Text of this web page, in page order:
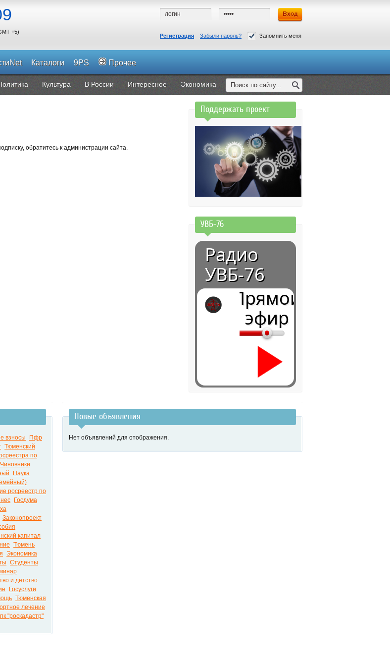
+5)
Регистрация Забыли пароль? Запомнить меня
Каталоги 9PS Прочее
Культура В России Интересное Экономика
обратитесь к администрации сайта.
Поддержать проект
УВБ-76
Радио
УВБ-76
Прямой
эфир
взносы
Пфр
Тюменский
по
Чиновники
Наука
росреестр по
Госдума
Законопроект
капитал
Тюмень
Экономика
Студенты
и детство
Госуслуги
Тюменская
лечение
"роскадастр"
Новые объявления
Нет объявлений для отображения.